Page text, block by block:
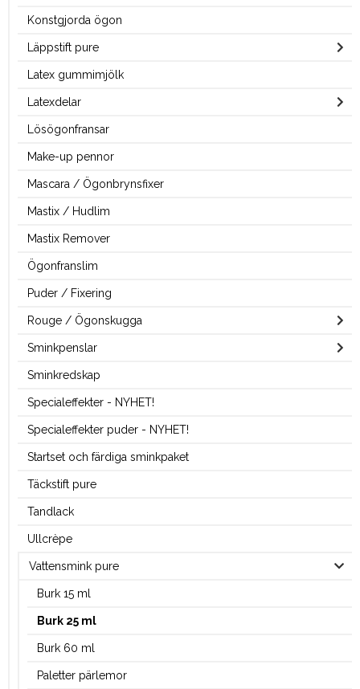
Konstgjorda ögon
Läppstift pure
Latex gummimjölk
Latexdelar
Lösögonfransar
Make-up pennor
Mascara / Ögonbrynsfixer
Mastix / Hudlim
Mastix Remover
Ögonfranslim
Puder / Fixering
Rouge / Ögonskugga
Sminkpenslar
Sminkredskap
Specialeffekter - NYHET!
Specialeffekter puder - NYHET!
Startset och färdiga sminkpaket
Täckstift pure
Tandlack
Ullcrèpe
Vattensmink pure
Burk 15 ml
Burk 25 ml
Burk 60 ml
Paletter pärlemor